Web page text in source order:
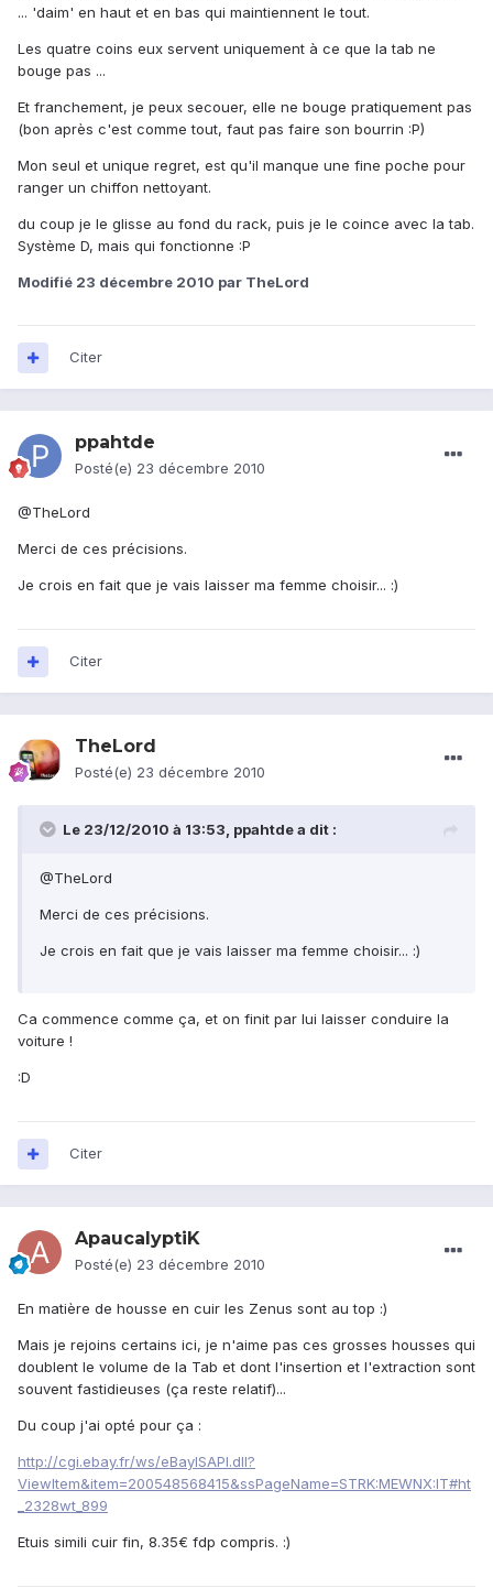
... 'daim' en haut et en bas qui maintiennent le tout.
Les quatre coins eux servent uniquement à ce que la tab ne
bouge pas ...
Et franchement, je peux secouer, elle ne bouge pratiquement pas
(bon après c'est comme tout, faut pas faire son bourrin :P)
Mon seul et unique regret, est qu'il manque une fine poche pour
ranger un chiffon nettoyant.
du coup je le glisse au fond du rack, puis je le coince avec la tab.
Système D, mais qui fonctionne :P
Modifié 23 décembre 2010 par TheLord
Citer
ppahtde
Posté(e) 23 décembre 2010
@TheLord
Merci de ces précisions.
Je crois en fait que je vais laisser ma femme choisir... :)
Citer
TheLord
Posté(e) 23 décembre 2010
Le 23/12/2010 à 13:53, ppahtde a dit :
@TheLord
Merci de ces précisions.
Je crois en fait que je vais laisser ma femme choisir... :)
Ca commence comme ça, et on finit par lui laisser conduire la
voiture !
:D
Citer
ApaucalyptiK
Posté(e) 23 décembre 2010
En matière de housse en cuir les Zenus sont au top :)
Mais je rejoins certains ici, je n'aime pas ces grosses housses qui
doublent le volume de la Tab et dont l'insertion et l'extraction sont
souvent fastidieuses (ça reste relatif)...
Du coup j'ai opté pour ça :
http://cgi.ebay.fr/ws/eBayISAPI.dll?
ViewItem&item=200548568415&ssPageName=STRK:MEWNX:IT#ht
_2328wt_899
Etuis simili cuir fin, 8.35€ fdp compris. :)